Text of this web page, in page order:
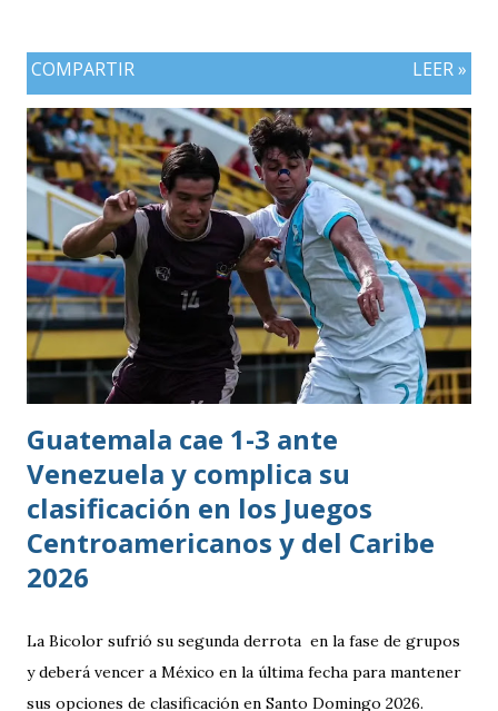
COMPARTIR LEER »
Guatemala cae 1-3 ante
Venezuela y complica su
clasificación en los Juegos
Centroamericanos y del Caribe
2026
La Bicolor sufrió su segunda derrota en la fase de grupos
y deberá vencer a México en la última fecha para mantener
sus opciones de clasificación en Santo Domingo 2026.